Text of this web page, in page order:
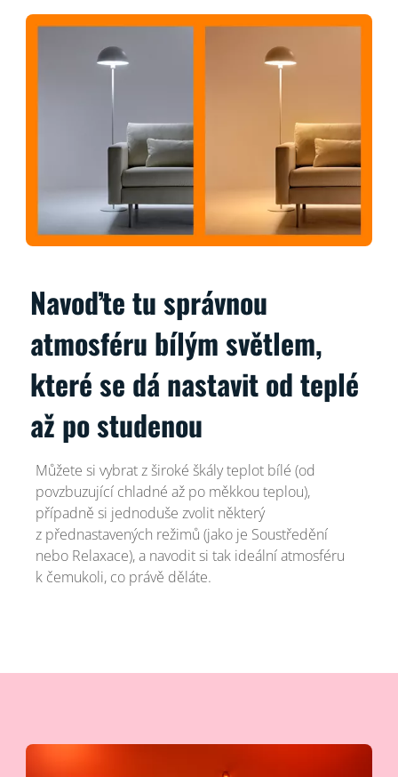
Navoďte tu správnou
atmosféru bílým světlem,
které se dá nastavit od teplé
až po studenou
Můžete si vybrat z široké škály teplot bílé (od
povzbuzující chladné až po měkkou teplou),
případně si jednoduše zvolit některý
z přednastavených režimů (jako je Soustředění
nebo Relaxace), a navodit si tak ideální atmosféru
k čemukoli, co právě děláte.